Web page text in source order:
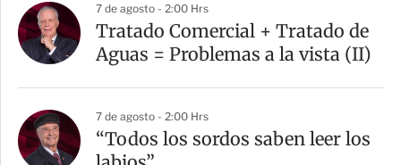
7 de agosto - 2:00 Hrs
Tratado Comercial + Tratado de
Aguas = Problemas a la vista (II)
7 de agosto - 2:00 Hrs
“Todos los sordos saben leer los